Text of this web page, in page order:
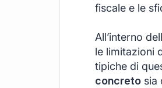
fiscale e le
All’interno
le limitazioni
tipiche di
concreto sia